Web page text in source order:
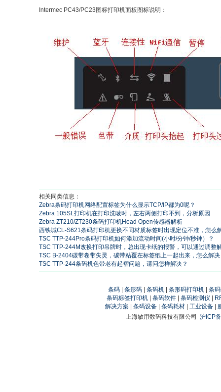
Intermec PC43/PC23图标打印机面板图标说明：
相关同类信息：
Zebra条码打印机网络配置标签为什么显示TCP/IP都为0呢？
Zebra 105SL打印机在打印洗唛时，左右两侧打印不到，分析原因
Zebra ZT210/ZT230条码打印机Head Open传感器解析
西铁城CL-S621条码打印机更换不同材质标签时出现定位不准，怎么
TSC TTP-244Pro条码打印机如何添加流动时间(小时/分钟/秒钟）？
TSC TTP-244M改换打印吊牌时，总出现卡纸的报警，可以通过调整
TSC B-2404碳带卷带失灵，碳带粘覆在标签纸上一起出来，怎么解决
TSC TTP-244条码机色带老有起褶问题，请问怎样解决？
条码 条形码 条码机 条形码打印机
条
条码标签打印机| 条码软件| 条码检测仪
解决方案
条码设备 条码耗材 工业设备
上海敏用数码科技有限公司 沪ICP